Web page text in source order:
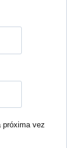
próxima vez